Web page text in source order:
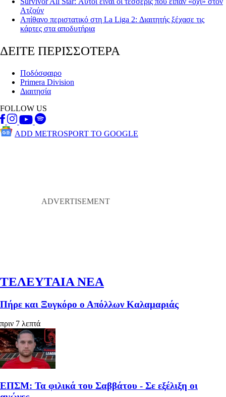
Ατζούν
Απίθανο περιστατικό στη La Liga 2: Διαιτητής ξέχασε τις
κάρτες στα αποδυτήρια
ΔΕΙΤΕ ΠΕΡΙΣΣΟΤΕΡΑ
Ποδόσφαιρο
Primera Division
Διαιτησία
FOLLOW US
ADD METROSPORT TO GOOGLE
ΤΕΛΕΥΤΑΙΑ ΝΕΑ
Πήρε και Ξυγκόρο ο Απόλλων Καλαμαριάς
πριν 7 λεπτά
ΕΠΣΜ: Τα φιλικά του Σαββάτου - Σε εξέλιξη οι